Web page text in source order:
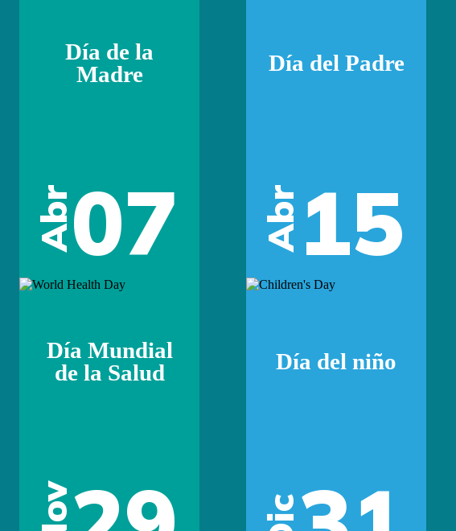
Día de la
Madre
Día del Padre
Abr07
Día Mundial
de la Salud
Abr15
Día del niño
Nov